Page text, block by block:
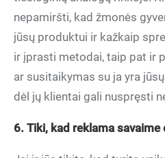
nepamiršti, kad žmonės
jūsų produktui ir kažkaip
ir įprasti metodai, taip pat ir
ar susitaikymas su ja yra
dėl jų klientai gali nuspręsti
6. Tiki, kad reklama savaime